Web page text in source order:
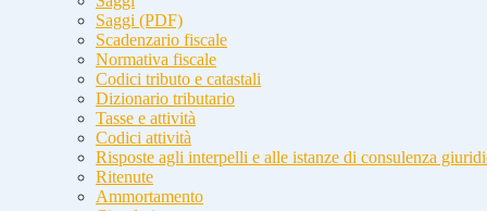
Saggi (PDF)
Scadenzario fiscale
Normativa fiscale
Codici tributo e catastali
Dizionario tributario
Tasse e attività
Codici attività
Risposte agli interpelli e alle istanze di consulenza
Ritenute
Ammortamento